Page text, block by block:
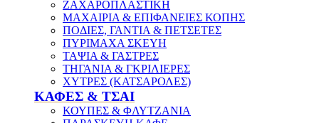
ΖΑΧΑΡΟΠΛΑΣΤΙΚΗ
ΜΑΧΑΙΡΙΑ & ΕΠΙΦΑΝΕΙΕΣ ΚΟΠΗΣ
ΠΟΔΙΕΣ, ΓΑΝΤΙΑ & ΠΕΤΣΕΤΕΣ
ΠΥΡΙΜΑΧΑ ΣΚΕΥΗ
ΤΑΨΙΑ & ΓΑΣΤΡΕΣ
ΤΗΓΑΝΙΑ & ΓΚΡΙΛΙΕΡΕΣ
ΧΥΤΡΕΣ (ΚΑΤΣΑΡΟΛΕΣ)
ΚΑΦΕΣ & ΤΣΑΙ
ΚΟΥΠΕΣ & ΦΛΥΤΖΑΝΙΑ